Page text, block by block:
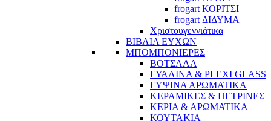
frogart ΚΟΡΙΤΣΙ
frogart ΔΙΔΥΜΑ
Χριστουγεννιάτικα
ΒΙΒΛΙΑ ΕΥΧΩΝ
ΜΠΟΜΠΟΝΙΕΡΕΣ
ΒΟΤΣΑΛΑ
ΓΥΑΛΙΝΑ & PLEXI GLASS
ΓΥΨΙΝΑ ΑΡΩΜΑΤΙΚΑ
ΚΕΡΑΜΙΚΕΣ & ΠΕΤΡΙΝΕΣ
ΚΕΡΙΑ & ΑΡΩΜΑΤΙΚΑ
ΚΟΥΤΑΚΙΑ